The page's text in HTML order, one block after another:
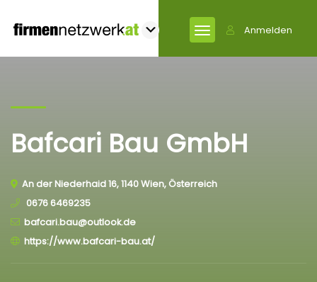
Anmelden
Bafcari Bau GmbH
An der Niederhaid 16, 1140 Wien, Österreich
0676 6469235
bafcari.bau@outlook.de
https://www.bafcari-bau.at/